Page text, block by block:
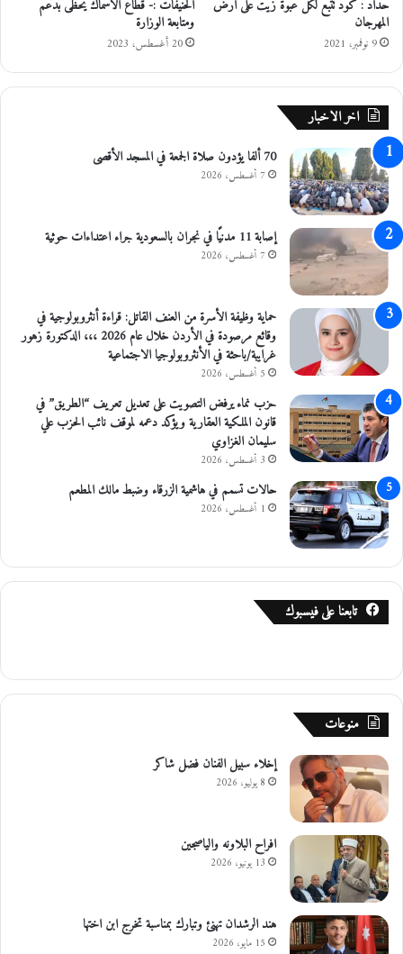
ج
ن
و
ل
س
ا
د
ة
ل
أ
ي
ر
ح
م
ز
ة
ف
ي
"
ق
ض
ة
ا
ل
ف
ت
ن
ة
حداد : كود تتبع لكل عبوة زيت على أرض
المهرجان
9 نوفمبر، 2021
الحنيفات :- قطاع الأسماك يحظى بدعم
ومتابعة الوزارة
20 أغسطس، 2023
اخر الاخبار
70 ألفا يؤدون صلاة الجمعة في المسجد الأقصى
7 أغسطس، 2026
إصابة 11 مدنيًا في نجران بالسعودية جراء اعتداءات حوثية
7 أغسطس، 2026
حماية وظيفة الأسرة من العنف القاتل: قراءة أنثروبولوجية في
وقائع مرصودة في الأردن خلال عام 2026 ،،، الدكتورة زهور
غرايبة/باحثة في الأنثروبولوجيا الاجتماعية
5 أغسطس، 2026
حزب نماء يرفض التصويت على تعديل تعريف “الطريق” في
قانون الملكية العقارية ويؤكد دعمه لموقف نائب الحزب علي
سليمان الغزاوي
3 أغسطس، 2026
حالات تسمم في هاشمية الزرقاء وضبط مالك المطعم
1 أغسطس، 2026
تابعنا على فيسبوك
منوعات
إخلاء سبيل الفنان فضل شاكر
8 يوليو، 2026
افراح البلاونه والياصجين
13 يونيو، 2026
هند الرشدان تهنئ وتبارك بمناسبة تخرج ابن اختها
15 مايو، 2026